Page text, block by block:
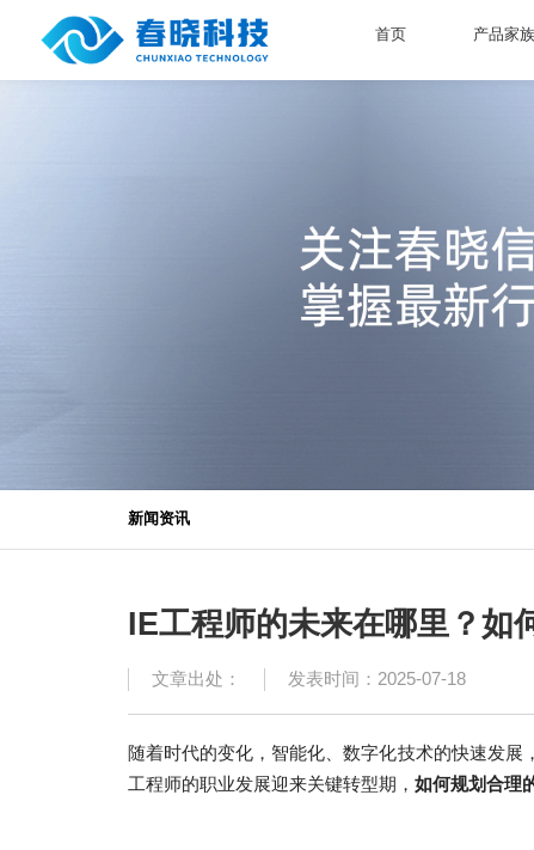
首页 产品家族
新闻资讯
IE工程师的未来在哪里？如
文章出处： 发表时间：2025-07-18
随着时代的变化，智能化、数字化技术的快速发
工程师的职业发展迎来关键转型期 ， 如何规划合理